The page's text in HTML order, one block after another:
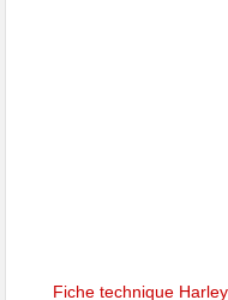
Fiche technique